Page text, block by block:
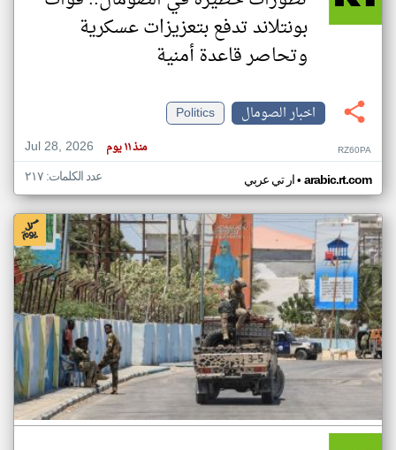
بونتلاند تدفع بتعزيزات عسكرية
وتحاصر قاعدة أمنية
اخبار الصومال
Politics
Jul 28, 2026
منذ ١١ يوم RZ60PA
ار تي عربي• arabic.rt.com عدد الكلمات: ٢١٧